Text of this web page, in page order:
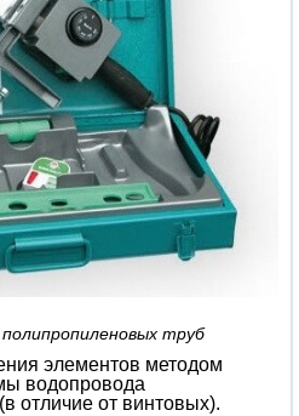
труб
элементов методом
водопровода
отличие от винтовых).